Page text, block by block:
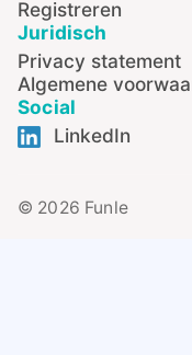
Registreren
Juridisch
Privacy statement
Algemene
Social
LinkedIn
© 2026 Funle